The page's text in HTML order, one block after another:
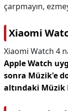
çarpmayın,
Xiaomi
Xiaomi Watch 4
Apple Watch
sonra Müzik'e
altındaki Müzik